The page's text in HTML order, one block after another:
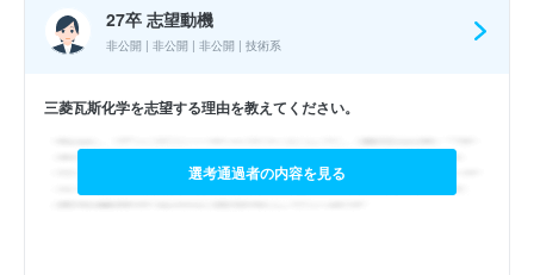
27卒 志望動機
非公開 | 非公開 | 非公開 | 技術系
三菱瓦斯化学を志望する理由を教えてください。
選考通過者の内容を見る